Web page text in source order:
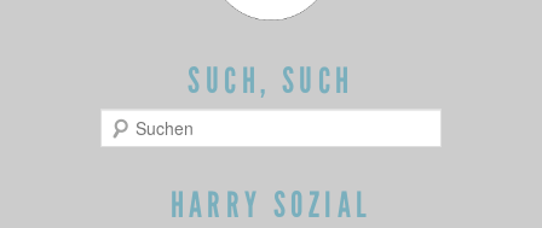
SUCH, SUCH
Suchen
HARRY SOZIAL